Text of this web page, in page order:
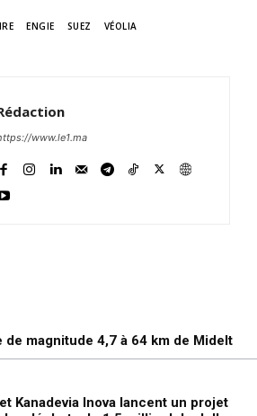
ENGIE SUEZ VÉOLIA
www.le1.ma
de magnitude 4,7 à 64 km de Midelt
Kanadevia Inova lancent un projet